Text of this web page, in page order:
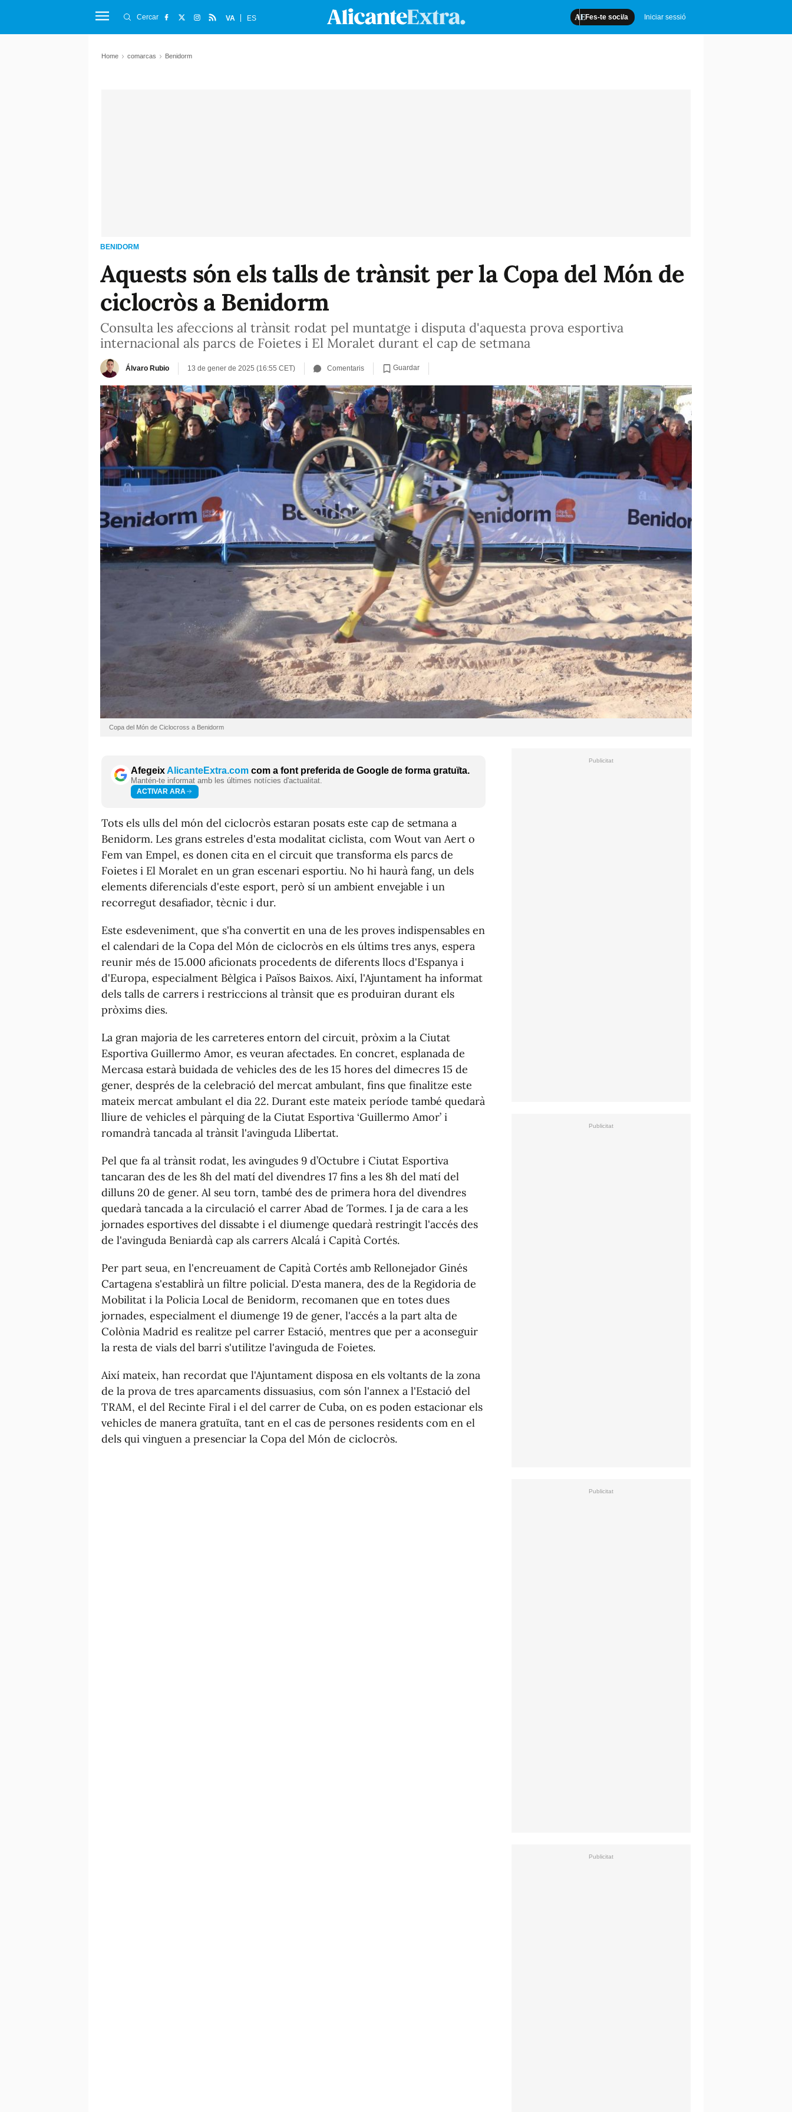
Fes-te soci/a Iniciar sessió
Cercar VA ES
Home comarcas Benidorm
BENIDORM
Aquests són els talls de trànsit per la Copa del Món de
ciclocròs a Benidorm
Consulta les afeccions al trànsit rodat pel muntatge i disputa d'aquesta prova esportiva
internacional als parcs de Foietes i El Moralet durant el cap de setmana
Álvaro Rubio 13 de gener de 2025 (16:55 CET) Comentaris Guardar
Copa del Món de Ciclocross a Benidorm
AfegeixAlicanteExtra.com com a font preferida de Google de forma gratuïta.
Mantén-te informat amb les últimes notícies d'actualitat.
ACTIVAR ARA
Tots els ulls del món del ciclocròs estaran posats este cap de setmana a
Benidorm. Les grans estreles d'esta modalitat ciclista, com Wout van Aert o
Fem van Empel, es donen cita en el circuit que transforma els parcs de
Foietes i El Moralet en un gran escenari esportiu. No hi haurà fang, un dels
elements diferencials d'este esport, però sí un ambient envejable i un
recorregut desafiador, tècnic i dur.
Este esdeveniment, que s'ha convertit en una de les proves indispensables en
el calendari de la Copa del Món de ciclocròs en els últims tres anys, espera
reunir més de 15.000 aficionats procedents de diferents llocs d'Espanya i
d'Europa, especialment Bèlgica i Països Baixos. Així, l'Ajuntament ha informat
dels talls de carrers i restriccions al trànsit que es produiran durant els
pròxims dies.
La gran majoria de les carreteres entorn del circuit, pròxim a la Ciutat
Esportiva Guillermo Amor, es veuran afectades. En concret, esplanada de
Mercasa estarà buidada de vehicles des de les 15 hores del dimecres 15 de
gener, després de la celebració del mercat ambulant, fins que finalitze este
mateix mercat ambulant el dia 22. Durant este mateix període també quedarà
lliure de vehicles el pàrquing de la Ciutat Esportiva ‘Guillermo Amor’ i
romandrà tancada al trànsit l'avinguda Llibertat.
Pel que fa al trànsit rodat, les avingudes 9 d’Octubre i Ciutat Esportiva
tancaran des de les 8h del matí del divendres 17 fins a les 8h del matí del
dilluns 20 de gener. Al seu torn, també des de primera hora del divendres
quedarà tancada a la circulació el carrer Abad de Tormes. I ja de cara a les
jornades esportives del dissabte i el diumenge quedarà restringit l'accés des
de l'avinguda Beniardà cap als carrers Alcalá i Capità Cortés.
Per part seua, en l'encreuament de Capità Cortés amb Rellonejador Ginés
Cartagena s'establirà un filtre policial. D'esta manera, des de la Regidoria de
Mobilitat i la Policia Local de Benidorm, recomanen que en totes dues
jornades, especialment el diumenge 19 de gener, l'accés a la part alta de
Colònia Madrid es realitze pel carrer Estació, mentres que per a aconseguir
la resta de vials del barri s'utilitze l'avinguda de Foietes.
Així mateix, han recordat que l'Ajuntament disposa en els voltants de la zona
de la prova de tres aparcaments dissuasius, com són l'annex a l'Estació del
TRAM, el del Recinte Firal i el del carrer de Cuba, on es poden estacionar els
vehicles de manera gratuïta, tant en el cas de persones residents com en el
dels qui vinguen a presenciar la Copa del Món de ciclocròs.